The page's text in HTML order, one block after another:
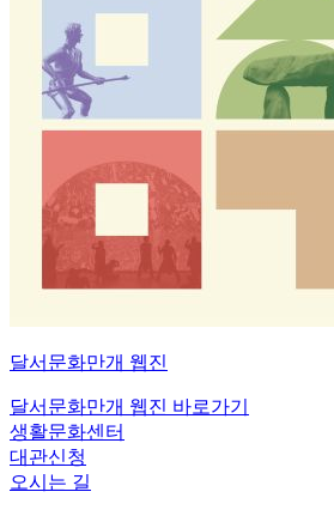
달서문화만개 웹진
달서문화만개 웹진 바로가기
생활문화센터
대관신청
오시는 길